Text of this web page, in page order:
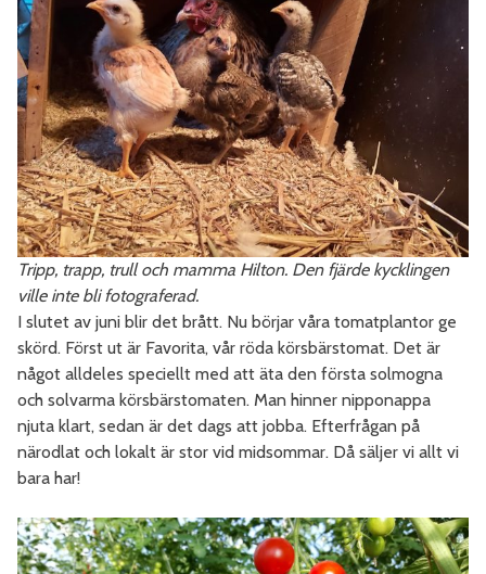
Tripp, trapp, trull och mamma Hilton. Den fjärde kycklingen
ville inte bli fotograferad.
I slutet av juni blir det brått. Nu börjar våra tomatplantor ge
skörd. Först ut är Favorita, vår röda körsbärstomat. Det är
något alldeles speciellt med att äta den första solmogna
och solvarma körsbärstomaten. Man hinner nipponappa
njuta klart, sedan är det dags att jobba. Efterfrågan på
närodlat och lokalt är stor vid midsommar. Då säljer vi allt vi
bara har!